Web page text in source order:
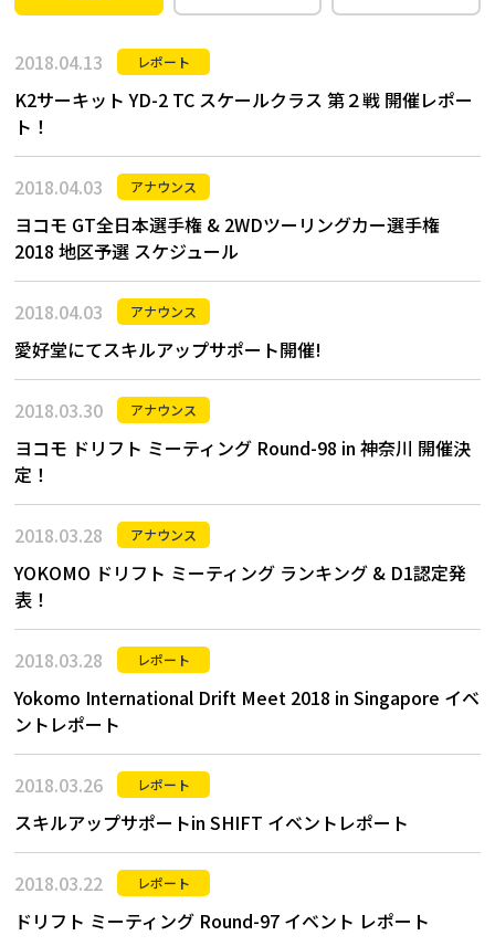
2018.04.13 レポート
K2サーキット YD-2 TC スケールクラス 第２戦 開催レポー
ト！
2018.04.03 アナウンス
ヨコモ GT全日本選手権 & 2WDツーリングカー選手権
2018 地区予選 スケジュール
2018.04.03 アナウンス
愛好堂にてスキルアップサポート開催!
2018.03.30 アナウンス
ヨコモ ドリフト ミーティング Round-98 in 神奈川 開催決
定！
2018.03.28 アナウンス
YOKOMO ドリフト ミーティング ランキング & D1認定発
表！
2018.03.28 レポート
Yokomo International Drift Meet 2018 in Singapore イベ
ントレポート
2018.03.26 レポート
スキルアップサポートin SHIFT イベントレポート
2018.03.22 レポート
ドリフト ミーティング Round-97 イベント レポート